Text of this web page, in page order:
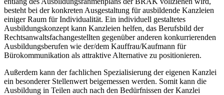
besteht bei der konkreten Ausgestaltung für ausbildende Kanzleien
einiger Raum für Individualität. Ein individuell gestaltetes
Ausbildungskonzept kann Kanzleien helfen, das Berufsbild der
Rechtsanwaltsfachangestellten gegenüber anderen konkurrierenden
Ausbildungsberufen wie der/dem Kauffrau/Kaufmann für
Bürokommunikation als attraktive Alternative zu positionieren.
Außerdem kann der fachlichen Spezialisierung der eigenen Kanzlei
ein besonderer Stellenwert beigemessen werden. Somit kann die
Ausbildung in Teilen auch nach den Bedürfnissen der Kanzlei